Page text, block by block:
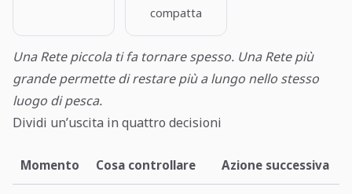
compatta
Una Rete piccola ti fa tornare spesso. Una Rete più
grande permette di restare più a lungo nello stesso
luogo di pesca.
Dividi un’uscita in quattro decisioni
Momento Cosa controllare Azione successiva